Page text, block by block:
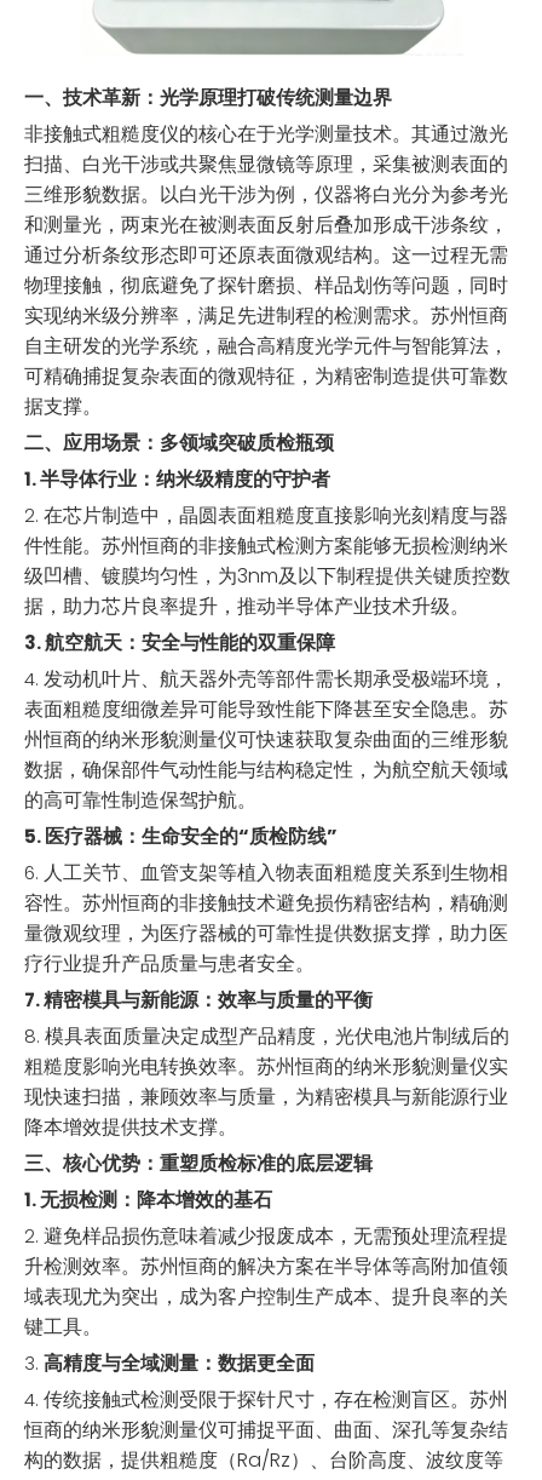
一、技术革新：光学原理打破传统测量边界
非接触式粗糙度仪的核心在于光学测量技术。其通过激光
扫描、白光干涉或共聚焦显微镜等原理，采集被测表面的
三维形貌数据。以白光干涉为例，仪器将白光分为参考光
和测量光，两束光在被测表面反射后叠加形成干涉条纹，
通过分析条纹形态即可还原表面微观结构。这一过程无需
物理接触，彻底避免了探针磨损、样品划伤等问题，同时
实现纳米级分辨率，满足先进制程的检测需求。苏州恒商
自主研发的光学系统，融合高精度光学元件与智能算法，
可精确捕捉复杂表面的微观特征，为精密制造提供可靠数
据支撑。
二、应用场景：多领域突破质检瓶颈
1.半导体行业：纳米级精度的守护者
2. 在芯片制造中，晶圆表面粗糙度直接影响光刻精度与器
件性能。苏州恒商的非接触式检测方案能够无损检测纳米
级凹槽、镀膜均匀性，为3nm及以下制程提供关键质控数
据，助力芯片良率提升，推动半导体产业技术升级。
3.航空航天：安全与性能的双重保障
4. 发动机叶片、航天器外壳等部件需长期承受极端环境，
表面粗糙度细微差异可能导致性能下降甚至安全隐患。苏
州恒商的纳米形貌测量仪可快速获取复杂曲面的三维形貌
数据，确保部件气动性能与结构稳定性，为航空航天领域
的高可靠性制造保驾护航。
5.医疗器械：生命安全的“质检防线”
6. 人工关节、血管支架等植入物表面粗糙度关系到生物相
容性。苏州恒商的非接触技术避免损伤精密结构，精确测
量微观纹理，为医疗器械的可靠性提供数据支撑，助力医
疗行业提升产品质量与患者安全。
7.精密模具与新能源：效率与质量的平衡
8. 模具表面质量决定成型产品精度，光伏电池片制绒后的
粗糙度影响光电转换效率。苏州恒商的纳米形貌测量仪实
现快速扫描，兼顾效率与质量，为精密模具与新能源行业
降本增效提供技术支撑。
三、核心优势：重塑质检标准的底层逻辑
1.无损检测：降本增效的基石
2. 避免样品损伤意味着减少报废成本，无需预处理流程提
升检测效率。苏州恒商的解决方案在半导体等高附加值领
域表现尤为突出，成为客户控制生产成本、提升良率的关
键工具。
3. 高精度与全域测量：数据更全面
4. 传统接触式检测受限于探针尺寸，存在检测盲区。苏州
恒商的纳米形貌测量仪可捕捉平面、曲面、深孔等复杂结
构的数据，提供粗糙度（Ra/Rz）、台阶高度、波纹度等